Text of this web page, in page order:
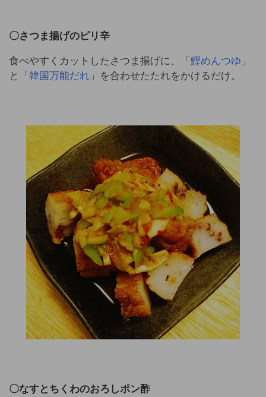
〇さつま揚げのピリ辛
食べやすくカットしたさつま揚げに、「 鰹めんつゆ 」
と「 韓国万能だれ 」を合わせたたれをかけるだけ。
〇なすとちくわのおろしポン酢